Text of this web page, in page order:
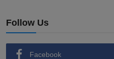
Follow Us
Facebook